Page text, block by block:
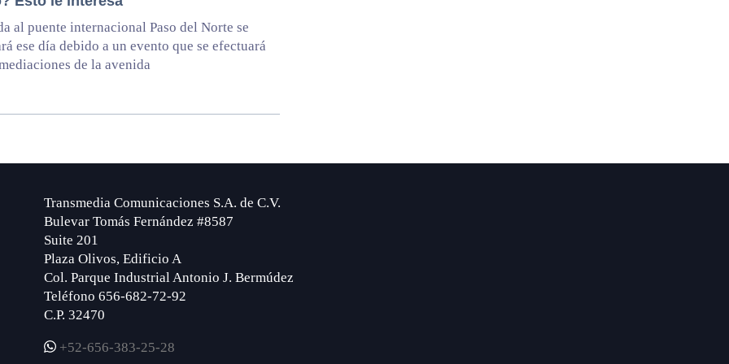
al puente internacional Paso del Norte se
ese día debido a un evento que se efectuará
de la avenida
Transmedia Comunicaciones S.A. de C.V.
Bulevar Tomás Fernández #8587
Suite 201
Plaza Olivos, Edificio A
Col. Parque Industrial Antonio J. Bermúdez
Teléfono 656-682-72-92
C.P. 32470
+52-656-383-25-28